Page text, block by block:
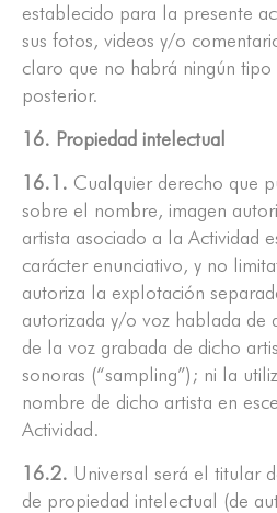
establecido para la presente
sus fotos, videos y/o
claro que no habrá ningún
posterior.
16. Propiedad intelectual
16.1. Cualquier derecho que
sobre el nombre, imagen
artista asociado a la Actividad
carácter enunciativo, y no
autoriza la explotación
autorizada y/o voz hablada de
de la voz grabada de dicho
sonoras (“sampling”); ni la
nombre de dicho artista en
Actividad.
16.2. Universal será el titular
de propiedad intelectual (de